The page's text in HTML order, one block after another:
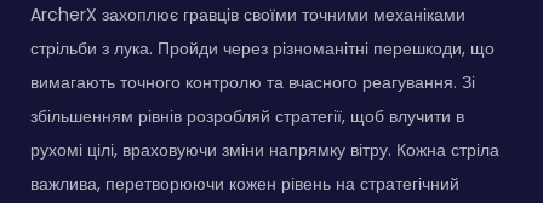
ArcherX захоплює гравців своїми точними механіками
стрільби з лука. Пройди через різноманітні перешкоди, що
вимагають точного контролю та вчасного реагування. Зі
збільшенням рівнів розробляй стратегії, щоб влучити в
рухомі цілі, враховуючи зміни напрямку вітру. Кожна стріла
важлива, перетворюючи кожен рівень на стратегічний